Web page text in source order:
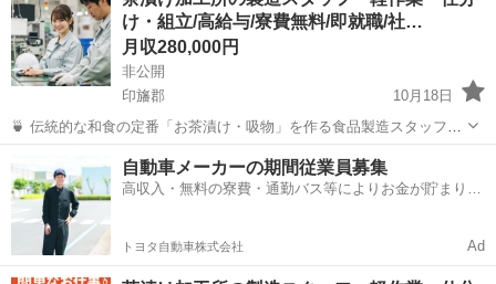
ます。当園では、安心・安全に園生活を...
け・組立/高給与/寮費無料/即就職/社…
月収280,000円
非公開
印旛郡
10月18日
🍵 伝統的な和食の定番「お茶漬け・吸物」を作る食品製造スタッフを
募集します！ 製造ラインでの機械オペレーターとして、シンプルな作
業をお願いします。具体的には、製造機械の操作パネルでの制御や、
正常な稼働状況の確認が主なお...
工場 社会保険
自動車メーカーの期間従業員募集
高収入・無料の寮費・通勤バス等によりお金が貯まりや
トヨタ自動車株式会社 Ad